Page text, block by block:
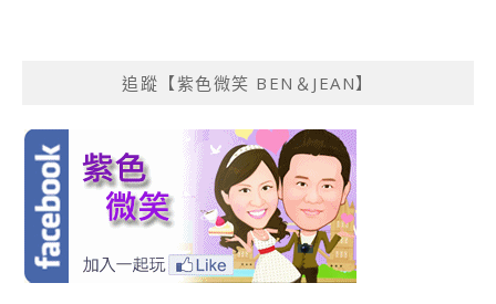
追蹤【紫色微笑 BEN＆JEAN】